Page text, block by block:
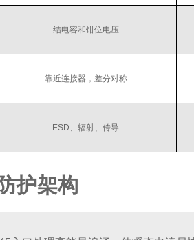
结电容和钳位电压
靠近连接器，差分对称
ESD、辐射、传导
护架构